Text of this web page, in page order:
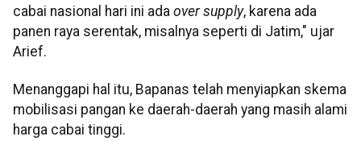
cabai nasional hari ini ada over supply, karena ada
panen raya serentak, misalnya seperti di Jatim," ujar
Arief.
Menanggapi hal itu, Bapanas telah menyiapkan skema
mobilisasi pangan ke daerah-daerah yang masih alami
harga cabai tinggi.